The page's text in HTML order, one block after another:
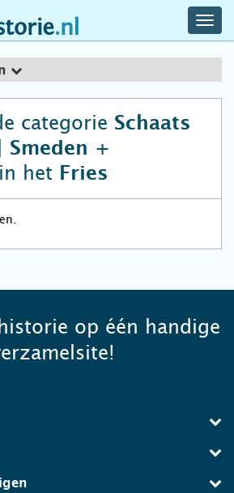
categorie Schaats
Smeden +
in het Fries
op één handige